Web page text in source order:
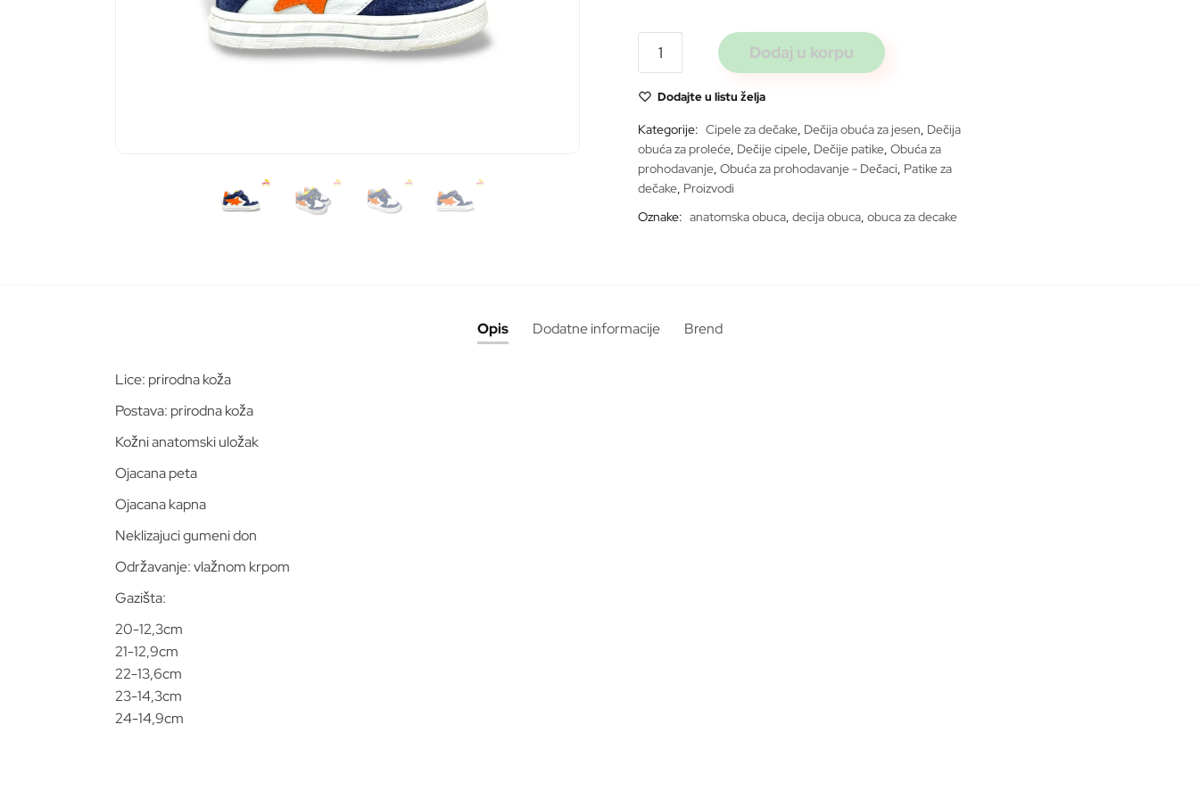
blue/orange
687
Dodaj u korpu
Dodajte u listu želja
Kategorije: Cipele za dečake, Dečija obuća za jesen, Dečija
obuća za proleće, Dečije cipele, Dečije patike,Obuća za
prohodavanje,Obuća za prohodavanje - Dečaci, Patike za
dečake, Proizvodi
Oznake: anatomska obuca,decija obuca,obuca za decake
Opis Dodatne informacije
Lice: prirodna koža
Postava: prirodna koža
Kožni anatomski uložak
Ojacana peta
Ojacana kapna
Neklizajuci gumeni don
Održavanje: vlažnom krpom
Gazišta:
20-12,3cm
21-12,9cm
22-13,6cm
23-14,3cm
24-14,9cm